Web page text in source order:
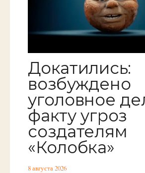
Докатились:
возбуждено
уголовное
факту угроз
создателям
«Колобка»
8 августа 2026